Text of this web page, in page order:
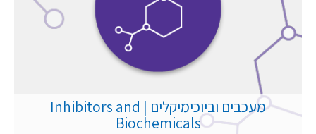
מעכבים וביוכימיקלים | Inhibitors and
Biochemicals